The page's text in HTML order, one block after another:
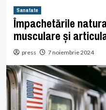
Sanatate
Împachetările
musculare și
press 7 noiembrie 2024